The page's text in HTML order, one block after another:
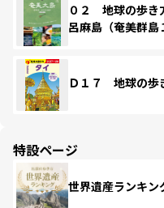
０２ 地球の歩
呂麻島（奄美群
Ｄ１７ 地球の
特設ページ
世界遺産ランキン